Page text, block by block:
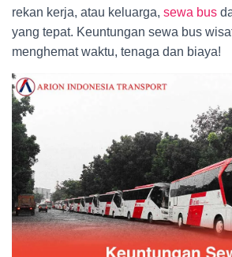
rekan kerja, atau keluarga, sewa bus
yang tepat. Keuntungan sewa bus
menghemat waktu, tenaga dan biaya!